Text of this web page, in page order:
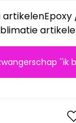
artikelen